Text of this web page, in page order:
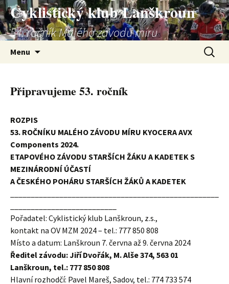
Přejít
k
obsahu
webu
Cyklistický klub Lanškroun
54. ročník Malého závodu míru
Menu
Připravujeme 53. ročník
ROZPIS
53. ROČNÍKU MALÉHO ZÁVODU MÍRU KYOCERA AVX
Components 2024.
ETAPOVÉHO ZÁVODU STARŠÍCH ŽÁKU A KADETEK S
MEZINÁRODNÍ ÚČASTÍ
A ČESKÉHO POHÁRU STARŠÍCH ŽÁKŮ A KADETEK
Pořadatel: Cyklistický klub Lanškroun, z.s.,
kontakt na OV MZM 2024 – tel.: 777 850 808
Místo a datum: Lanškroun 7. června až 9. června 2024
Ředitel závodu: Jiří Dvořák, M. Alše 374, 563 01
Lanškroun, tel.: 777 850 808
Hlavní rozhodčí: Pavel Mareš, Sadov, tel.: 774 733 574